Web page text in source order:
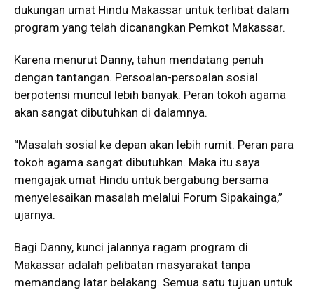
dukungan umat Hindu Makassar untuk terlibat dalam
program yang telah dicanangkan Pemkot Makassar.
Karena menurut Danny, tahun mendatang penuh
dengan tantangan. Persoalan-persoalan sosial
berpotensi muncul lebih banyak. Peran tokoh agama
akan sangat dibutuhkan di dalamnya.
“Masalah sosial ke depan akan lebih rumit. Peran para
tokoh agama sangat dibutuhkan. Maka itu saya
mengajak umat Hindu untuk bergabung bersama
menyelesaikan masalah melalui Forum Sipakainga,”
ujarnya.
Bagi Danny, kunci jalannya ragam program di
Makassar adalah pelibatan masyarakat tanpa
memandang latar belakang. Semua satu tujuan untuk